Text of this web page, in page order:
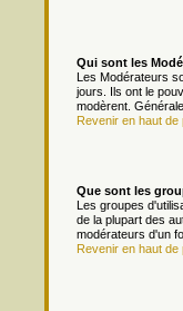
Qui sont les
Les Modérateurs
jours. Ils ont le
modèrent.
Revenir en haut de
Que sont les
Les groupes
de la plupart des
modérateurs d'un
Revenir en haut de